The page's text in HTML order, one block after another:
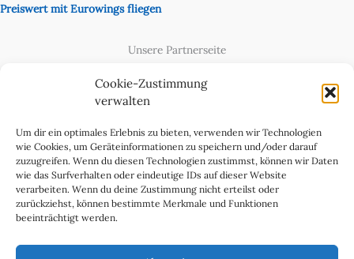
Cookie-Zustimmung
verwalten
Um dir ein optimales Erlebnis zu bieten, verwenden wir Technologien
wie Cookies, um Geräteinformationen zu speichern und/oder darauf
zuzugreifen. Wenn du diesen Technologien zustimmst, können wir Daten
wie das Surfverhalten oder eindeutige IDs auf dieser Website
verarbeiten. Wenn du deine Zustimmung nicht erteilst oder
zurückziehst, können bestimmte Merkmale und Funktionen
beeinträchtigt werden.
Preiswert mit Eurowings fliegen
Unsere Partnerseite
Cookie-Richtlinie (EU)